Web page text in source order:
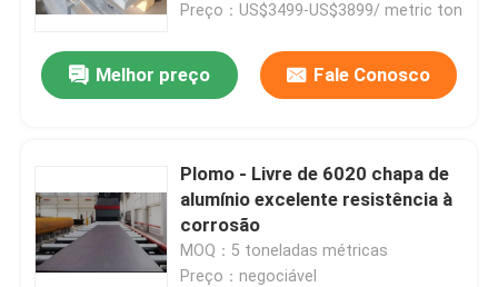
Preço：US$3499-US$3899/ metric ton
Melhor preço Fale Conosco
Plomo - Livre de 6020 chapa de
alumínio excelente resistência à
corrosão
MOQ：5 toneladas métricas
Preço：negociável